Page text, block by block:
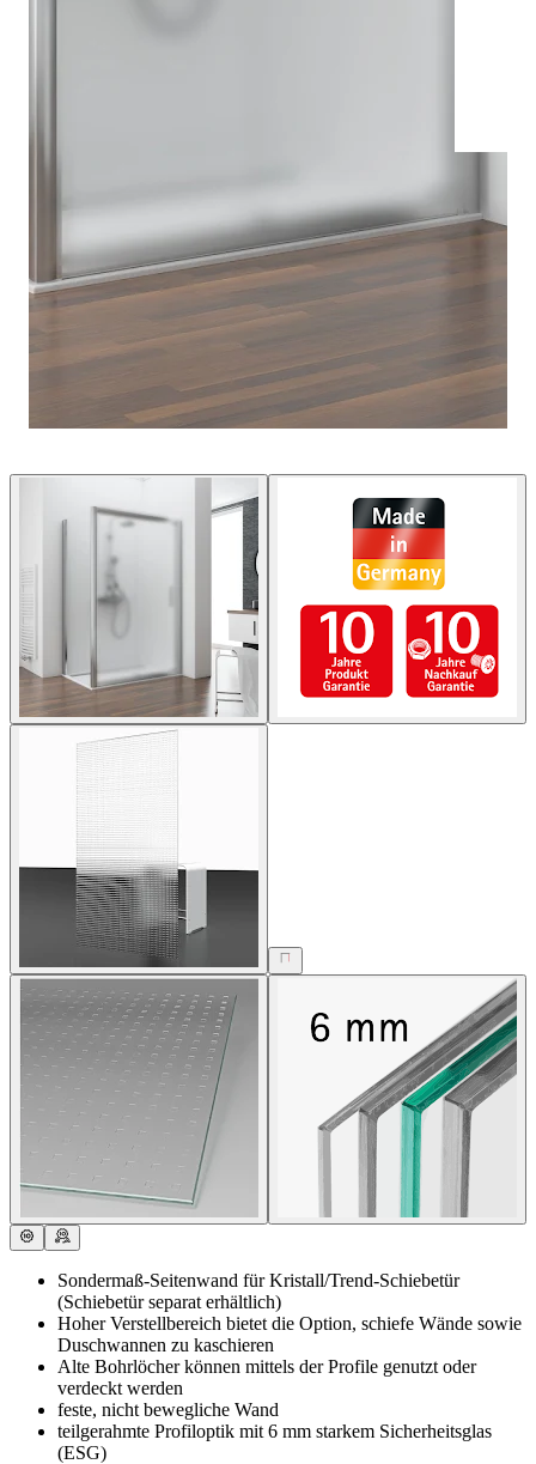
Sondermaß-Seitenwand für Kristall/Trend-Schiebetür
(Schiebetür separat erhältlich)
Hoher Verstellbereich bietet die Option, schiefe Wände sowie
Duschwannen zu kaschieren
Alte Bohrlöcher können mittels der Profile genutzt oder
verdeckt werden
feste, nicht bewegliche Wand
teilgerahmte Profiloptik mit 6 mm starkem Sicherheitsglas
(ESG)